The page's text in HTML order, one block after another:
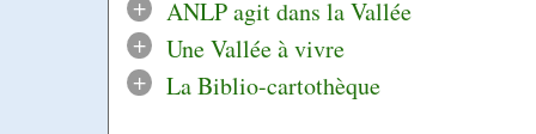
+
ANLP agit dans la Vallée
+
Une Vallée à vivre
+
La Biblio-cartothèque